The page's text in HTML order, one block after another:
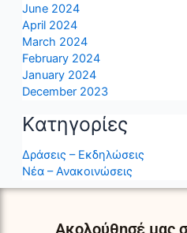
June 2024
April 2024
March 2024
February 2024
January 2024
December 2023
Kατηγορίες
Δράσεις – Εκδηλώσεις
Νέα – Ανακοινώσεις
Ακολούθησέ μας